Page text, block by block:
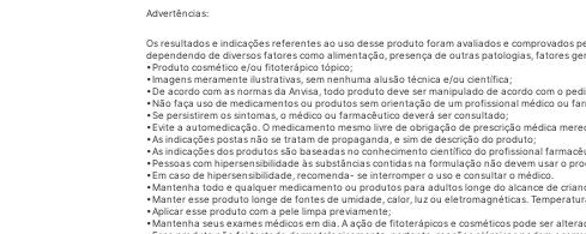
Advertências:
Os resultados e indicações referentes ao uso desse produto foram avaliados e
dependendo de diversos fatores como alimentação, presença de outras patologias, fatores
•Produto cosmético e/ou fitoterápico tópico;
•Imagens meramente ilustrativas, sem nenhuma alusão técnica e/ou científica;
•De acordo com as normas da Anvisa, todo produto deve ser manipulado de acordo com o
•Não faça uso de medicamentos ou produtos sem orientação de um profissional médico ou
•Se persistirem os sintomas, o médico ou farmacêutico deverá ser consultado;
•Evite a automedicação. O medicamento mesmo livre de obrigação de prescrição médica
•As indicações postas não se tratam de propaganda, e sim de descrição do produto;
•As indicações dos produtos são baseadas no conhecimento científico do profissional
•Pessoas com hipersensibilidade às substâncias contidas na formulação não devem usar o
•Em caso de hipersensibilidade, recomenda- se interromper o uso e consultar o médico.
•Mantenha todo e qualquer medicamento ou produtos para adultos longe do alcance de
•Manter esse produto longe de fontes de umidade, calor, luz ou eletromagnéticas.
•Aplicar esse produto com a pele limpa previamente;
•Mantenha seus exames médicos em dia. A ação de fitoterápicos e cosméticos pode ser